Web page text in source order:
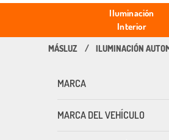
Depósito en
Transferencia.
Iluminación
Interior
ILUMINACIÓN
MARCA
MARCA DEL VEHÍCULO